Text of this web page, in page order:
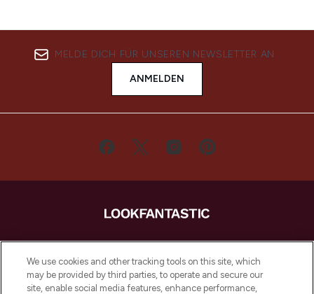
MELDE DICH FÜR UNSEREN NEWSLETTER AN
ANMELDEN
LOOKFANTASTIC ist Europas ultimativer
Beauty-Onlineshop mit den besten
Produkten aus Haut- und Haarpflege
sowie Make-Up von über 200
We use cookies and other tracking tools on this site, which
may be provided by third parties, to operate and secure our
site, enable social media features, enhance performance,